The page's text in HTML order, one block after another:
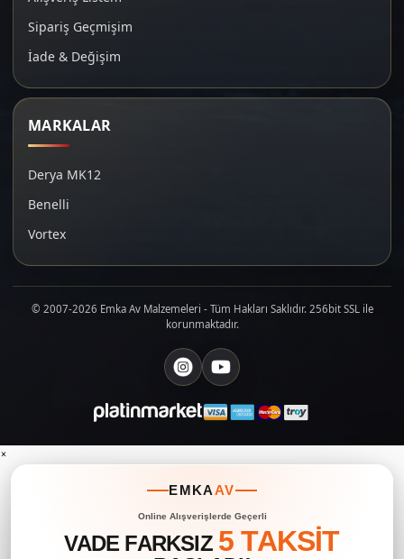
Sipariş Geçmişim
İade & Değişim
MARKALAR
Derya MK12
Benelli
Vortex
© 2007-2026 Emka Av Malzemeleri - Tüm Hakları Saklıdır. 256bit SSL ile
korunmaktadır.
×
EMKAAV
Online Alışverişlerde Geçerli
VADE FARKSIZ 5 TAKSİT